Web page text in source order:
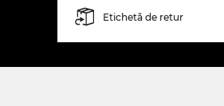
Etichetă de retur